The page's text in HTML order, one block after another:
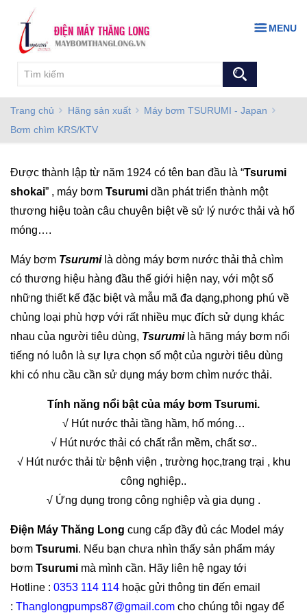
MENU
Trang chủ Hãng sản xuất
Máy bơm TSURUMI - Japan
Bơm chìm KRS/KTV
Được thành lập từ năm 1924 có tên ban đầu là “Tsurumi
shokai” , máy bơm Tsurumi dần phát triển thành một
thương hiệu toàn câu chuyên biệt về sử lý nước thải và hố
móng….
Máy bơm Tsurumilà dòng máy bơm nước thải thả chìm
có thương hiệu hàng đầu thế giới hiện nay, với một số
những thiết kế đặc biệt và mẫu mã đa dạng,phong phú về
chủng loại phù hợp với rất nhiều mục đích sử dụng khác
nhau của người tiêu dùng, Tsurumilà hãng máy bơm nổi
tiếng nó luôn là sự lựa chọn số một của người tiêu dùng
khi có nhu cầu cần sử dụng máy bơm chìm nước thải.
Tính năng nổi bật của máy bơm Tsurumi.
√ Hút nước thải tầng hầm, hố móng…
√ Hút nước thải có chất rắn mềm, chất sơ..
√ Hút nước thải từ bệnh viện , trường học,trang trại , khu
công nghiệp..
√ Ứng dụng trong công nghiệp và gia dụng .
Điện Máy Thăng Long cung cấp đầy đủ các Model máy
bơm Tsurumi. Nếu bạn chưa nhìn thấy sản phẩm máy
bơm Tsurumi mà mình cần. Hãy liên hệ ngay tới
Hotline : 0353 114 114 hoặc gửi thông tin đến email
: Thanglongpumps87@gmail.com cho chúng tôi ngay để